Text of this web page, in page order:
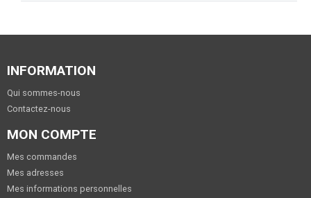
INFORMATION
Qui sommes-nous
Contactez-nous
MON COMPTE
Mes commandes
Mes adresses
Mes informations personnelles